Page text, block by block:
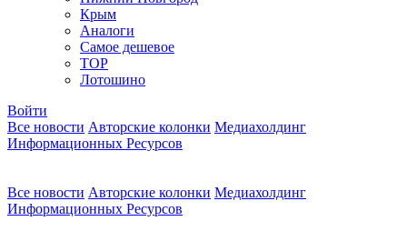
Крым
Аналоги
Самое дешевое
TOP
Лотошино
Войти
Все новости Авторские колонки Медиахолдинг
Информационных Ресурсов
Все новости Авторские колонки Медиахолдинг
Информационных Ресурсов